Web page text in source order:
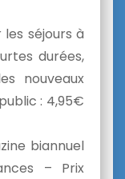
séjours à
durées,
nouveaux
: 4,95€
biannuel
– Prix